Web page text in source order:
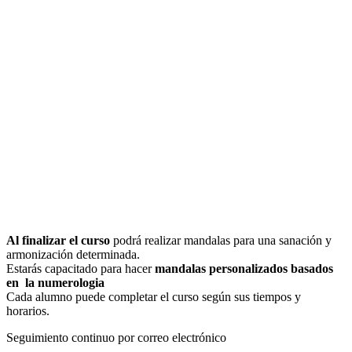
Al finalizar el curso podrá realizar mandalas para una sanación y
armonización determinada.
Estarás capacitado para hacermandalas personalizados basados
en la numerologia
Cada alumno puede completar el curso según sus tiempos y
horarios.
Seguimiento continuo por correo electrónico